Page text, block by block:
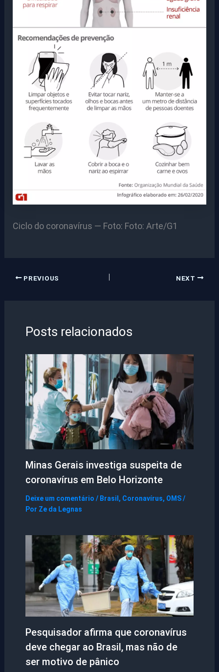
Ciclo do coronavírus — Foto: Foto: Arte/G1
PREVIOUS NEXT
Posts relacionados
Minas Gerais investiga suspeita de
coronavírus em Belo Horizonte
Deixe um comentário / Brasil , Coronavírus, OMS/
Por Ze da Legnas
Pesquisador afirma que coronavírus
deve chegar ao Brasil, mas não de
ser motivo de pânico